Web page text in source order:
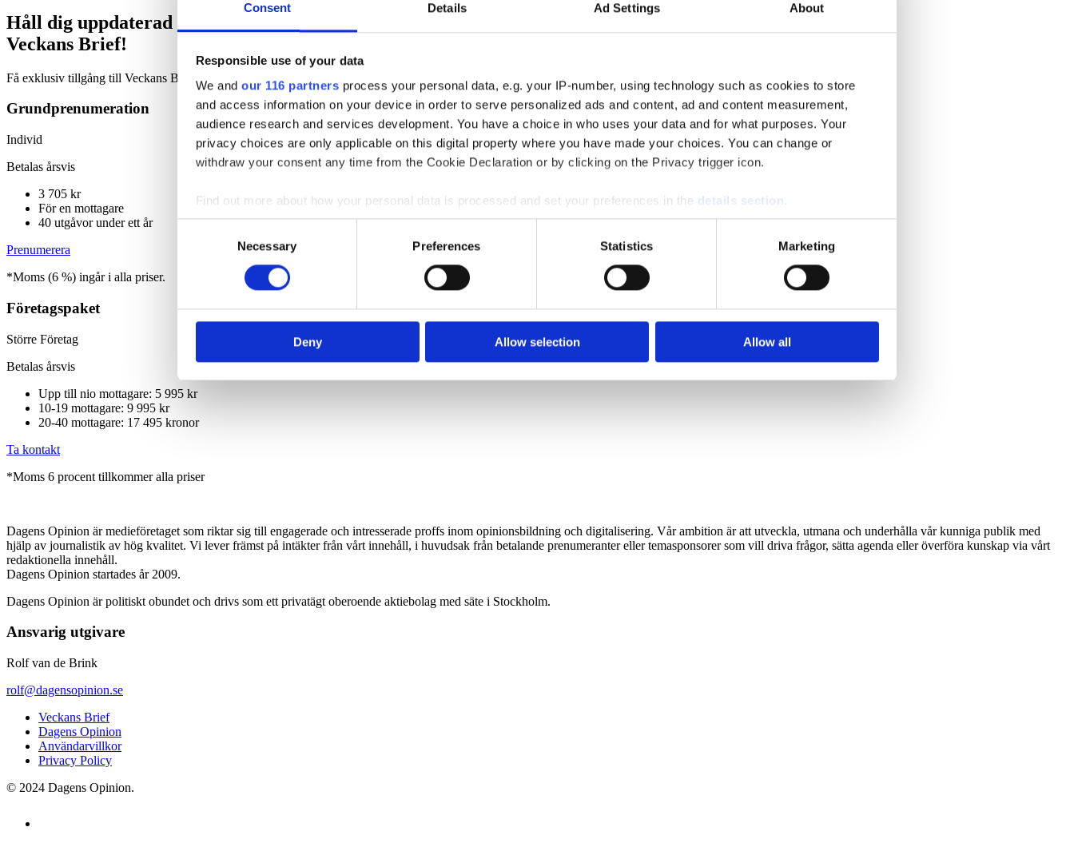
Consent Details Ad Settings About
Responsible use of your data
We and our 116 partners process your personal data, e.g. your IP-number, using technology such as cookies to store
and access information on your device in order to serve personalized ads and content, ad and content measurement,
audience research and services development. You have a choice in who uses your data and for what purposes. Your
privacy choices are only applicable on this digital property where you have made your choices. You can change or
withdraw your consent any time from the Cookie Declaration or by clicking on the Privacy trigger icon.
Find out more about how your personal data is processed and set your preferences in the details section
We use cookies to personalise content and ads, to provide social media features and to analyse our traffic. We also share
information about your use of our site with our social media, advertising and analytics partners who may combine it with
other information that you’ve provided to them or that they’ve collected from your use of their services.
Necessary Preferences Statistics Marketing
Deny Allow selection Allow all
Håll dig uppdaterad med
Veckans Brief!
Få exklusiv tillgång till Veckans Brief, den essentiella läsningen för alla som driver opinionsbildning och samhällsförändring, genom en prenumeration på Dagens Opinion.
Grundprenumeration
Individ
Betalas årsvis
3 705 kr
För en mottagare
40 utgåvor under ett år
Prenumerera
*Moms (6 %) ingår i alla priser.
Företagspaket
Större Företag
Betalas årsvis
Upp till nio mottagare: 5 995 kr
10-19 mottagare: 9 995 kr
20-40 mottagare: 17 495 kronor
Ta kontakt
*Moms 6 procent tillkommer alla priser
Dagens Opinion är medieföretaget som riktar sig till engagerade och intresserade proffs inom opinionsbildning och digitalisering. Vår ambition är att utveckla, utmana och underhålla vår kunniga publik med
hjälp av journalistik av hög kvalitet. Vi lever främst på intäkter från vårt innehåll, i huvudsak från betalande prenumeranter eller temasponsorer som vill driva frågor, sätta agenda eller överföra kunskap via vårt
redaktionella innehåll.
Dagens Opinion startades år 2009.
Dagens Opinion är politiskt obundet och drivs som ett privatägt oberoende aktiebolag med säte i Stockholm.
Ansvarig utgivare
Rolf van de Brink
rolf@dagensopinion.se
Veckans Brief
Dagens Opinion
Användarvillkor
Privacy Policy
© 2024 Dagens Opinion.